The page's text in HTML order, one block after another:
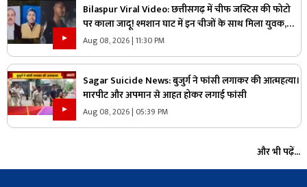
Bilaspur Viral Video: छत्तीसगढ़ में चीफ जस्टिस की फोटो
पर काला जादू! श्मशान घाट में इन चीजों के साथ मिला युवक,
देखिए ये पूरा वीडियो
Aug 08, 2026 | 11:30 PM
Sagar Suicide News: बुजुर्ग ने फांसी लगाकर की आत्महत्या।
मारपीट और अपमान से आहत होकर लगाई फांसी
Aug 08, 2026 | 05:39 PM
और भी पढ़ें...